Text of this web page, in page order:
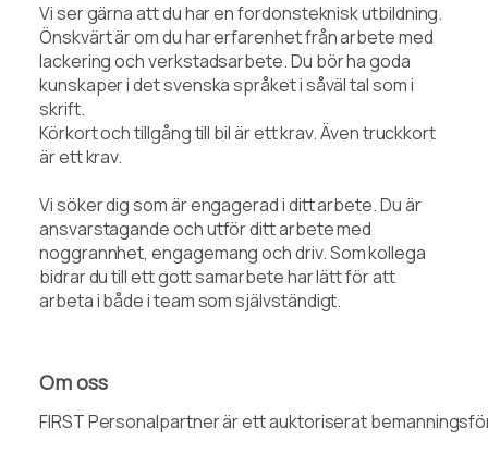
Vi ser gärna att du har en fordonsteknisk utbildning.
Önskvärt är om du har erfarenhet från arbete med
lackering och verkstadsarbete. Du bör ha goda
kunskaper i det svenska språket i såväl tal som i
skrift.
Körkort och tillgång till bil är ett krav. Även truckkort
är ett krav.
Vi söker dig som är engagerad i ditt arbete. Du är
ansvarstagande och utför ditt arbete med
noggrannhet, engagemang och driv. Som kollega
bidrar du till ett gott samarbete har lätt för att
arbeta i både i team som självständigt.
Om oss
FIRST Personalpartner är ett auktoriserat